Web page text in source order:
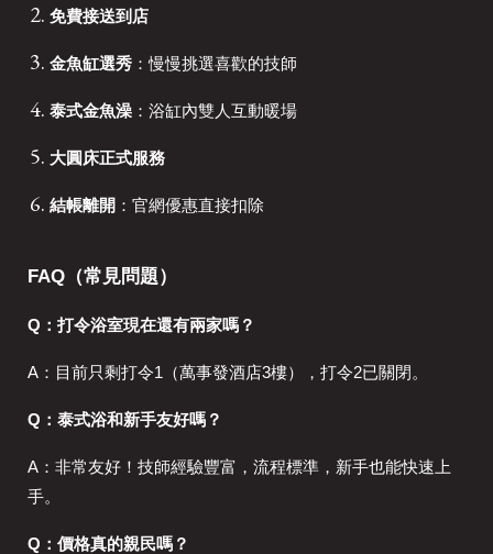
免費接送到店
金魚缸選秀 ：慢慢挑選喜歡的技師
泰式金魚澡 ：浴缸內雙人互動暖場
大圓床正式服務
結帳離開 ：官網優惠直接扣除
FAQ（常見問題）
Q：打令浴室現在還有兩家嗎？
A：目前只剩打令1（萬事發酒店3樓），打令2已關閉。
Q：泰式浴和新手友好嗎？
A：非常友好！技師經驗豐富，流程標準，新手也能快速上
手。
Q：價格真的親民嗎？